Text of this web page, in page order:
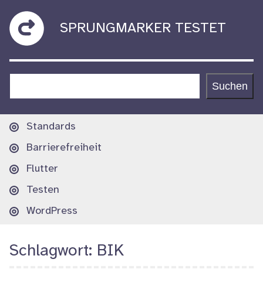
Zum
Inhalt
springen
sprungmarker
testet
SPRUNGMARKER TESTET
Suchen
Hauptnavigation
Standards
Barrierefreiheit
Flutter
Testen
WordPress
Schlagwort: BIK